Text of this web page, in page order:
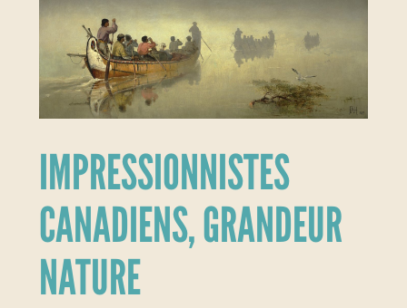
IMPRESSIONNISTES
CANADIENS, GRANDEUR
NATURE